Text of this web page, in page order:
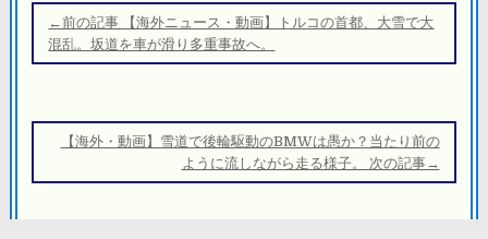
稿
ナ
ー
←前の記事 【海外ニュース・動画】トルコの首都、大雪で大
混乱。坂道を車が滑り多重事故へ。
【海外・動画】雪道で後輪駆動のBMWは愚か？当たり前の
ように流しながら走る様子。 次の記事→